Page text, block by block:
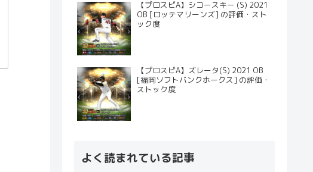
【プロスピA】シコースキー (S) 2021
OB [ロッテマリーンズ] の評価・スト
ック度
【プロスピA】ズレータ(S) 2021 OB
[福岡ソフトバンクホークス] の評価・
ストック度
よく読まれている記事